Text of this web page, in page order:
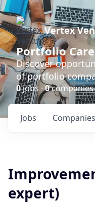
Vertex
Portfolio
Discover
of portfolio
0jobs ·0companies
Jobs Companies
expert)